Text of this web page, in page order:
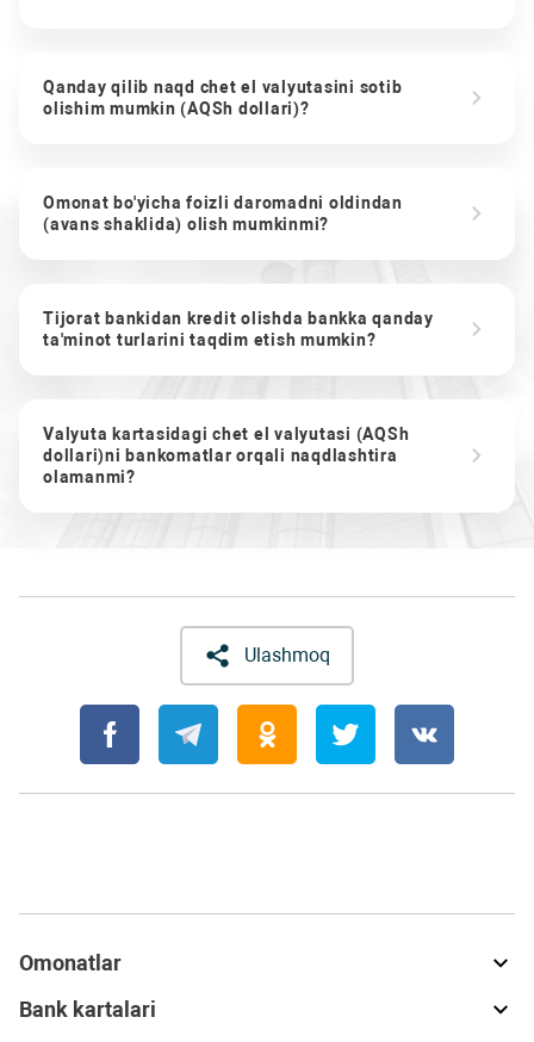
Qanday qilib naqd chet el valyutasini sotib
olishim mumkin (AQSh dollari)?
Omonat bo'yicha foizli daromadni oldindan
(avans shaklida) olish mumkinmi?
Tijorat bankidan kredit olishda bankka qanday
ta'minot turlarini taqdim etish mumkin?
Valyuta kartasidagi chet el valyutasi (AQSh
dollari)ni bankomatlar orqali naqdlashtira
olamanmi?
Ulashmoq
Omonatlar
Bank kartalari